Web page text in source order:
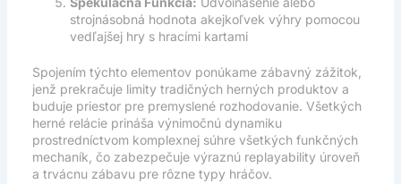
strojnásobná hodnota akejkoľvek výhry pomocou
vedľajšej hry s hracími kartami
Spojením týchto elementov ponúkame zábavný zážitok,
jenž prekračuje limity tradičných herných produktov a
buduje priestor pre premyslené rozhodovanie. Všetkých
herné relácie prináša výnimočnú dynamiku
prostredníctvom komplexnej súhre všetkých funkčných
mechaník, čo zabezpečuje výraznú replayability úroveň
a trvácnu zábavu pre rôzne typy hráčov.